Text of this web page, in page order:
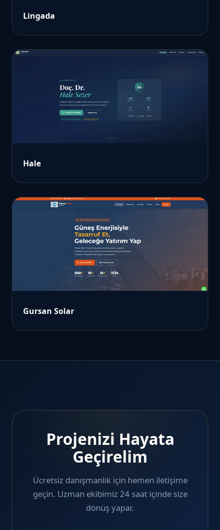
Lingada
Hale
Gursan Solar
Projenizi Hayata
Geçirelim
Ücretsiz danışmanlık için hemen iletişime
geçin. Uzman ekibimiz 24 saat içinde size
dönüş yapar.